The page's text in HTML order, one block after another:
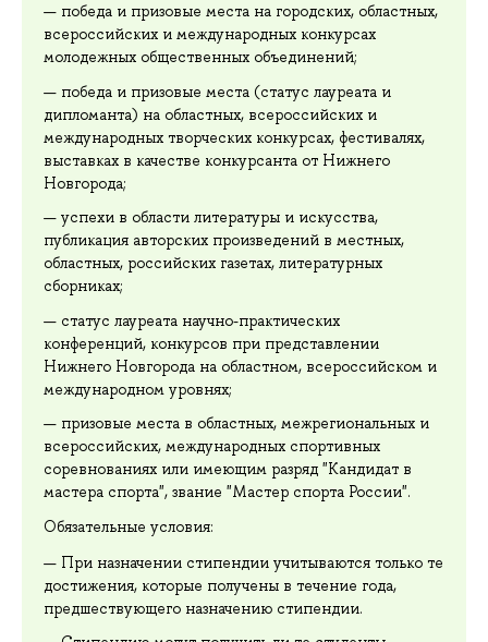
победа и призовые места на городских, областных,
всероссийских и международных конкурсах
молодежных общественных объединений;
победа и призовые места (статус лауреата и
дипломанта) на областных, всероссийских и
международных творческих конкурсах, фестивалях,
выставках в качестве конкурсанта от Нижнего
Новгорода;
успехи в области литературы и искусства,
публикация авторских произведений в местных,
областных, российских газетах, литературных
сборниках;
статус лауреата научно-практических
конференций, конкурсов при представлении
Нижнего Новгорода на областном, всероссийском и
международном уровнях;
призовые места в областных, межрегиональных и
всероссийских, международных спортивных
соревнованиях или имеющим разряд "Кандидат в
мастера спорта", звание "Мастер спорта России".
Обязательные условия:
При назначении стипендии учитываются только те
достижения, которые получены в течение года,
предшествующего назначению стипендии.